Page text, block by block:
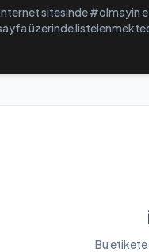
sitesinde #olmayin
üzerinde
Bu etikete